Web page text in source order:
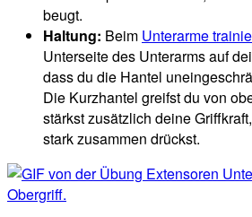
beugt.
Haltung: Beim Unterarme
Unterseite des Unterarms auf
dass du die Hantel
Die Kurzhantel greifst du von
stärkst zusätzlich deine
stark zusammen drückst.